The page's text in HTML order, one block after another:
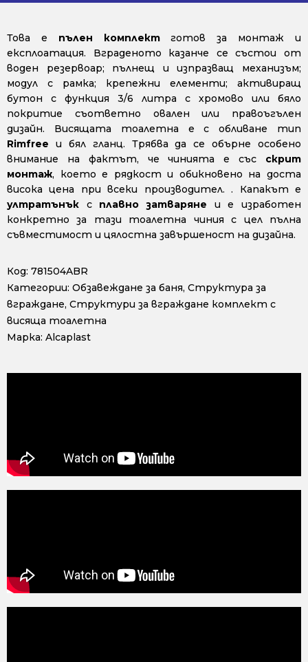
Това е пълен комплектготов за монтаж и
експлоатация. Вграденото казанче се състои от
воден резервоар; пълнещ и изпразващ механизъм;
модул с рамка; крепежни елементи; активиращ
бутон с функция 3/6 литра с хромово или бяло
покритие съответно овален или правоъгълен
дизайн. Висящата тоалетна е с обливане тип
Rimfree и бял гланц. Трябва да се обърне особено
внимание на фактът, че чинията е със скрит
монтаж, което е рядкост и обикновено на доста
висока цена при всеки производител. . Капакът е
ултратънък с плавно затваряне и е изработен
конкретно за тази тоалетна чиния с цел пълна
съвместимост и цялостна завършеност на дизайна.
Код: 781504ABR
Категории: Обзавеждане за баня, Структура за
вграждане, Структури за вграждане комплект с
висяща тоалетна
Марка: Alcaplast